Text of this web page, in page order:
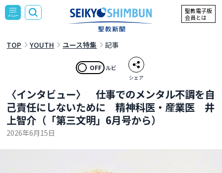
聖教電子版
会員とは
TOP YOUTH ユース特集 記事
OFF ルビ
シェア
〈インタビュー〉 仕事でのメンタル不調を自
己責任にしないために 精神科医・産業医 井
上智介（「第三文明」6月号から）
2026年6月15日